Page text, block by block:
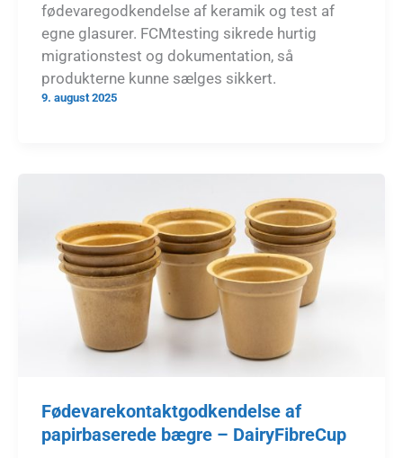
fødevaregodkendelse af keramik og test af
egne glasurer. FCMtesting sikrede hurtig
migrationstest og dokumentation, så
produkterne kunne sælges sikkert.
9. august 2025
Fødevarekontaktgodkendelse af
papirbaserede bægre – DairyFibreCup